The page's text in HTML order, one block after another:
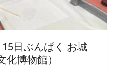
15日ぶんぱく お城
博物館）